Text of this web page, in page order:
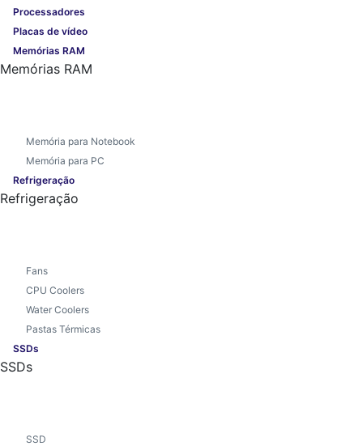
Processadores
Placas de vídeo
Memórias RAM
Memórias RAM
Memória para Notebook
Memória para PC
Refrigeração
Refrigeração
Fans
CPU Coolers
Water Coolers
Pastas Térmicas
SSDs
SSDs
SSD